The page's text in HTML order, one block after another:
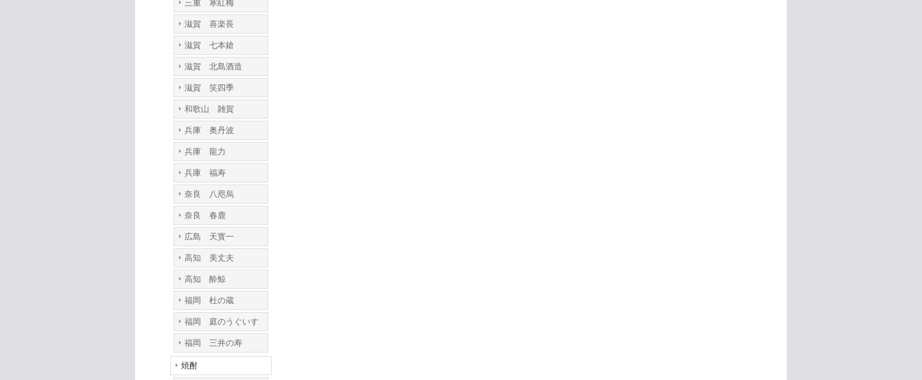
三重 寒紅梅
滋賀 喜楽長
滋賀 七本鎗
滋賀 北島酒造
滋賀 笑四季
和歌山 雑賀
兵庫 奥丹波
兵庫 龍力
兵庫 福寿
奈良 八咫烏
奈良 春鹿
広島 天寳一
高知 美丈夫
高知 酔鯨
福岡 杜の蔵
福岡 庭のうぐいす
福岡 三井の寿
焼酎